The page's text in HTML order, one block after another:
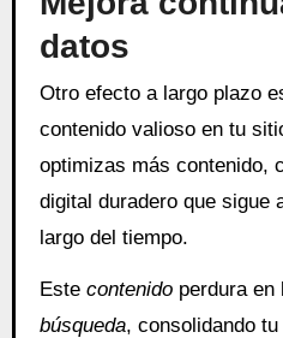
datos
Otro efecto a largo plazo
contenido valioso en tu
optimizas más contenido,
digital duradero que sigue
largo del tiempo.
Este contenidoperdura en
búsqueda, consolidando